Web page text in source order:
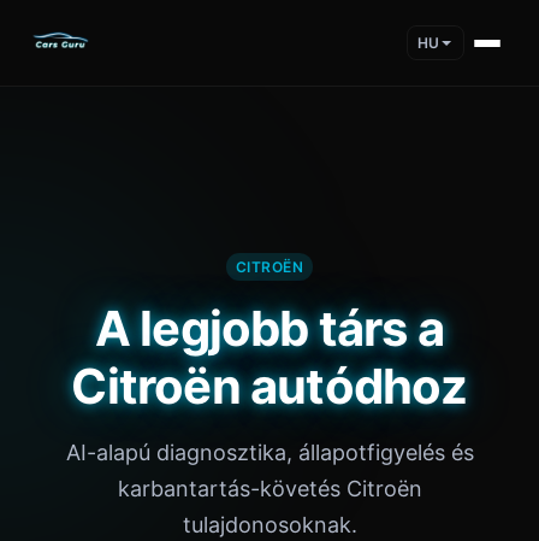
HU
CITROËN
A legjobb társ a
Citroën autódhoz
AI-alapú diagnosztika, állapotfigyelés és
karbantartás-követés Citroën
tulajdonosoknak.